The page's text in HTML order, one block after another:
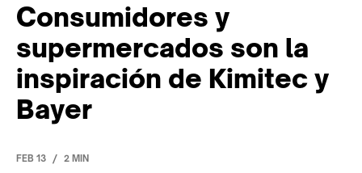
Consumidores y
supermercados son la
inspiración de Kimitec y
Bayer
FEB 13 / 2 MIN